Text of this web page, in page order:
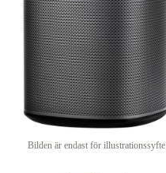
Bilden är endast för illustrationssyfte